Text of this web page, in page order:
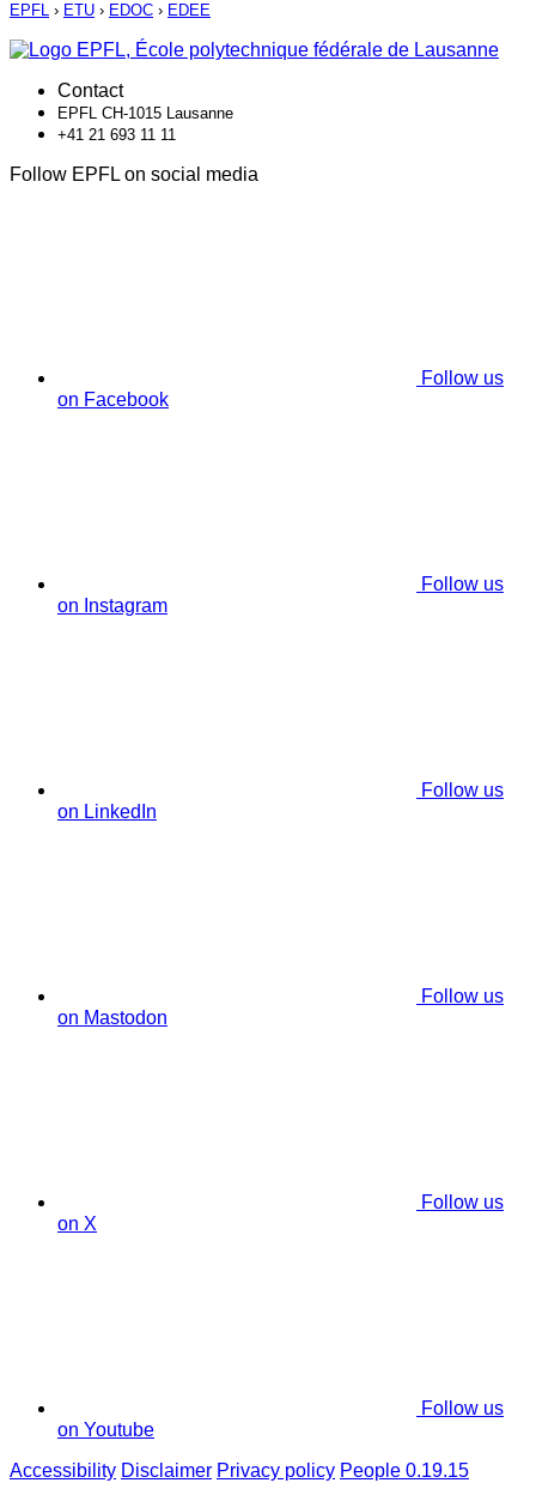
EPFL › ETU › EDOC › EDEE
Contact
EPFL CH-1015 Lausanne
+41 21 693 11 11
Follow EPFL on social media
Follow us
on Facebook
Follow us
on Instagram
Follow us
on LinkedIn
Follow us
on Mastodon
Follow us
on X
Follow us
on Youtube
Accessibility Disclaimer Privacy policy People 0.19.15